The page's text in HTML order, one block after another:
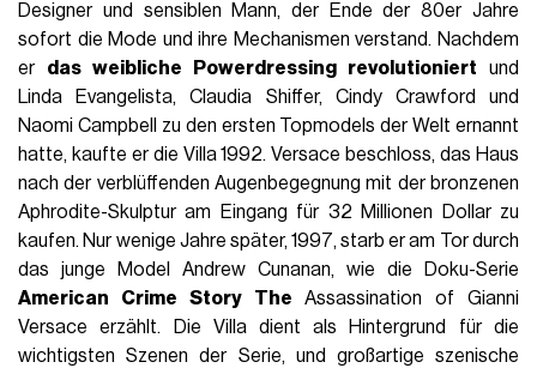
Designer und sensiblen Mann, der Ende der 80er Jahre
sofort die Mode und ihre Mechanismen verstand. Nachdem
er das weibliche Powerdressing revolutioniert und
Linda Evangelista, Claudia Shiffer, Cindy Crawford und
Naomi Campbell zu den ersten Topmodels der Welt ernannt
hatte, kaufte er die Villa 1992. Versace beschloss, das Haus
nach der verblüffenden Augenbegegnung mit der bronzenen
Aphrodite-Skulptur am Eingang für 32 Millionen Dollar zu
kaufen. Nur wenige Jahre später, 1997, starb er am Tor durch
das junge Model Andrew Cunanan, wie die Doku-Serie
American Crime Story The Assassination of Gianni
Versace erzählt. Die Villa dient als Hintergrund für die
wichtigsten Szenen der Serie, und großartige szenische